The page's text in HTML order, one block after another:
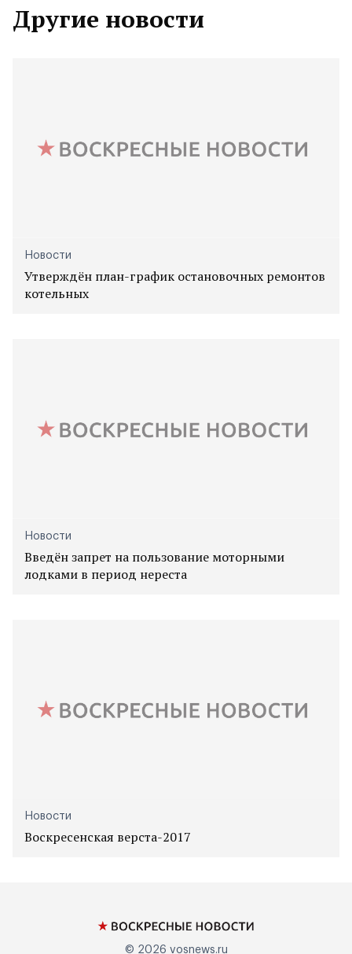
Другие новости
Новости
Утверждён план-график остановочных ремонтов
котельных
Новости
Введён запрет на пользование моторными
лодками в период нереста
Новости
Воскресенская верста-2017
© 2026 vosnews.ru